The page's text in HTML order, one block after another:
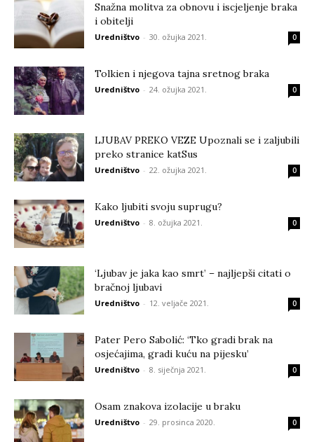
Snažna molitva za obnovu i iscjeljenje braka
i obitelji
Uredništvo - 30. ožujka 2021. 0
Tolkien i njegova tajna sretnog braka
Uredništvo - 24. ožujka 2021. 0
LJUBAV PREKO VEZE Upoznali se i zaljubili
preko stranice katSus
Uredništvo - 22. ožujka 2021. 0
Kako ljubiti svoju suprugu?
Uredništvo - 8. ožujka 2021. 0
‘Ljubav je jaka kao smrt’ – najljepši citati o
bračnoj ljubavi
Uredništvo - 12. veljače 2021. 0
Pater Pero Sabolić: ‘Tko gradi brak na
osjećajima, gradi kuću na pijesku’
Uredništvo - 8. siječnja 2021. 0
Osam znakova izolacije u braku
Uredništvo - 29. prosinca 2020. 0